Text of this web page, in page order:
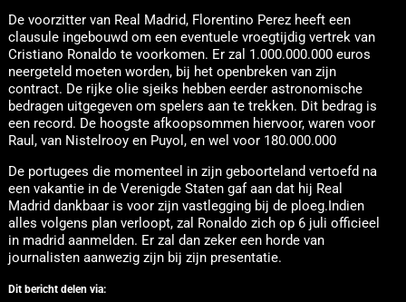
De voorzitter van Real Madrid, Florentino Perez heeft een
clausule ingebouwd om een eventuele vroegtijdig vertrek van
Cristiano Ronaldo te voorkomen. Er zal 1.000.000.000 euros
neergeteld moeten worden, bij het openbreken van zijn
contract. De rijke olie sjeiks hebben eerder astronomische
bedragen uitgegeven om spelers aan te trekken. Dit bedrag is
een record. De hoogste afkoopsommen hiervoor, waren voor
Raul, van Nistelrooy en Puyol, en wel voor 180.000.000
De portugees die momenteel in zijn geboorteland vertoefd na
een vakantie in de Verenigde Staten gaf aan dat hij Real
Madrid dankbaar is voor zijn vastlegging bij de ploeg.Indien
alles volgens plan verloopt, zal Ronaldo zich op 6 juli officieel
in madrid aanmelden. Er zal dan zeker een horde van
journalisten aanwezig zijn bij zijn presentatie.
Dit bericht delen via: